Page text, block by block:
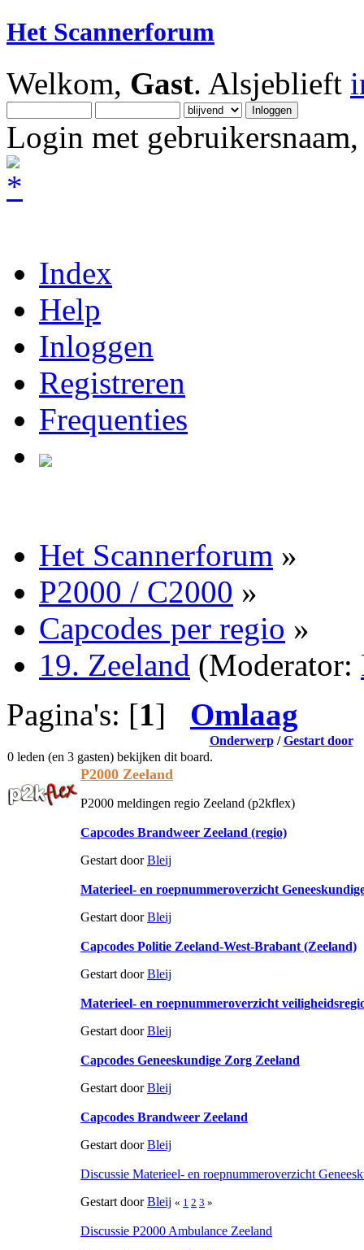
Het Scannerforum
Welkom, Gast. Alsjeblieft
Login met
Index
Help
Inloggen
Registreren
Frequenties
Het Scannerforum »
P2000 / C2000 »
Capcodes per regio »
19. Zeeland (Moderator:
Pagina's: [1] Omlaag
Onderwerp/Gestart door
0 leden (en 3 gasten) bekijken dit board.
P2000 Zeeland
P2000 meldingen regio Zeeland (p2kflex)
Capcodes Brandweer Zeeland (regio)
Gestart doorBleij
Materieel- en roepnummeroverzicht
Gestart doorBleij
Capcodes Politie Zeeland-West-Brabant (Zeeland)
Gestart doorBleij
Materieel- en roepnummeroverzicht
Gestart doorBleij
Capcodes Geneeskundige Zorg Zeeland
Gestart doorBleij
Capcodes Brandweer Zeeland
Gestart doorBleij
Discussie Materieel- en roepnummeroverzicht
Gestart doorBleij « 1 2 3 »
Discussie P2000 Ambulance Zeeland